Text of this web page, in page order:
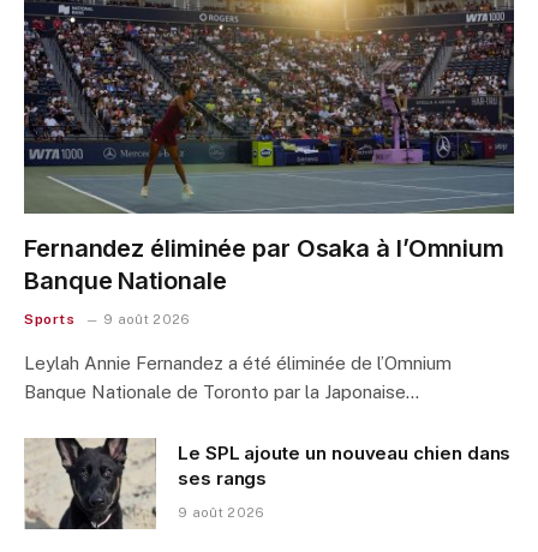
Fernandez éliminée par Osaka à l’Omnium
Banque Nationale
Sports 9 août 2026
Leylah Annie Fernandez a été éliminée de l’Omnium
Banque Nationale de Toronto par la Japonaise…
Le SPL ajoute un nouveau chien dans
ses rangs
9 août 2026